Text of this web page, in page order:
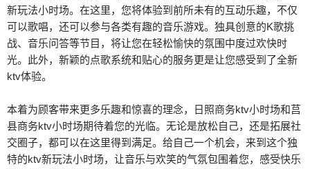
新玩法小时场。在这里，您将体验到前所未有的互动乐趣，不仅
可以歌唱，还可以参与各类有趣的音乐游戏。独具创意的K歌挑
战、音乐问答等节目，将让您在轻松愉快的氛围中度过欢快时
光。此外，新颖的点歌系统和贴心的服务更是让您感受到了全新
ktv体验。
本着为顾客带来更多乐趣和惊喜的理念，日照商务ktv小时场和莒
县商务ktv小时场期待着您的光临。无论是放松自己，还是拓展社
交圈子，都可以在这里得到满足。给自己一个机会，来到这个独
特的ktv新玩法小时场，让音乐与欢笑的气氛包围着您，感受快乐